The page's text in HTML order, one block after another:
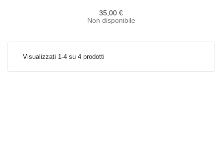
35,00 €
Non disponibile
Visualizzati 1-4 su 4 prodotti